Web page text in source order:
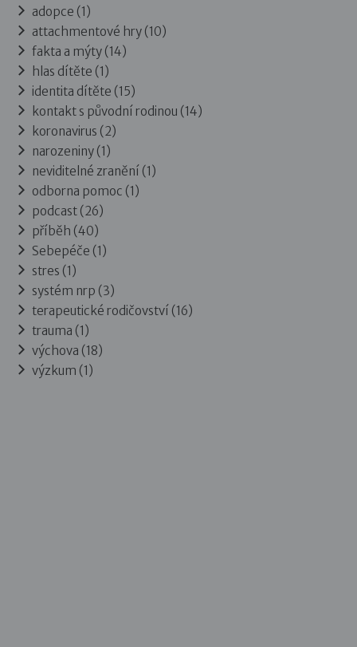
adopce (1)
attachmentové hry (10)
fakta a mýty (14)
hlas dítěte (1)
identita dítěte (15)
kontakt s původní rodinou (14)
koronavirus (2)
narozeniny (1)
neviditelné zranění (1)
odborna pomoc (1)
podcast (26)
příběh (40)
Sebepéče (1)
stres (1)
systém nrp (3)
terapeutické rodičovství (16)
trauma (1)
výchova (18)
výzkum (1)